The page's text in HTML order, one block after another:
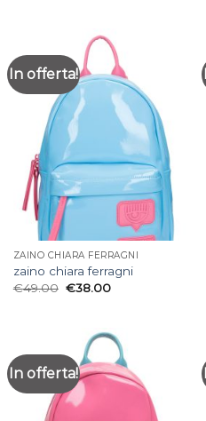
In offerta!
ZAINO CHIARA FERRAGNI
zaino chiara ferragni
€49.00 €38.00
In offerta!